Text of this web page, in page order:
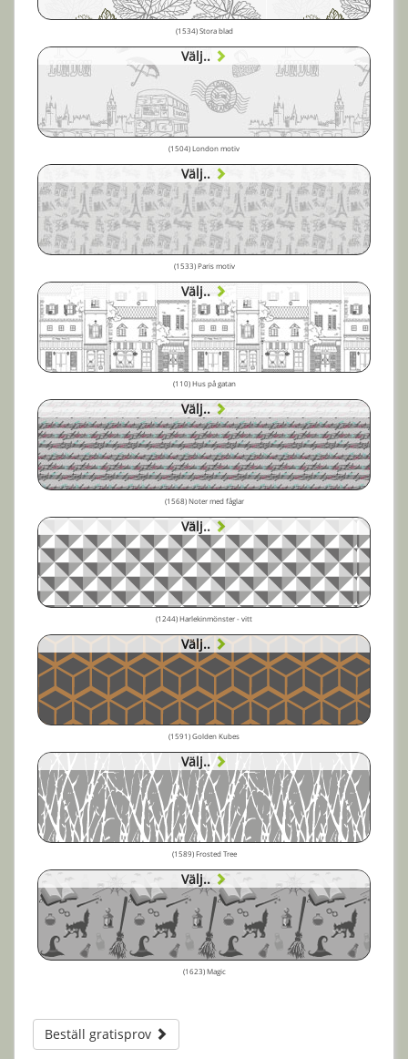
(1534) Stora blad
Välj..
(1504) London motiv
Välj..
(1533) Paris motiv
Välj..
(110) Hus på gatan
Välj..
(1568) Noter med fåglar
Välj..
(1244) Harlekinmönster - vitt
Välj..
(1591) Golden Kubes
Välj..
(1589) Frosted Tree
Välj..
(1623) Magic
Beställ gratisprov